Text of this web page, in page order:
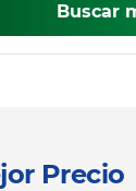
Buscar
Precio